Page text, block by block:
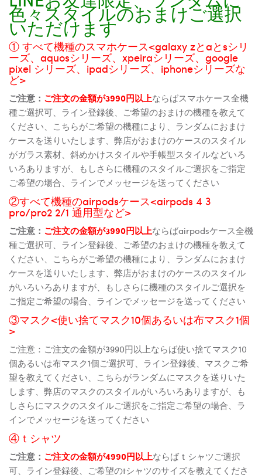
色々スタイルのおまけご選択
いただけます
① すべて機種のスマホケース<galaxy zとaとsシリ
ーズ、aquosシリーズ、xpeiraシリーズ、google
pixel シリーズ、ipadシリーズ、iphoneシリーズな
ど>
ご注意： ご注文の金額が3990円以上ならばスマホケース全機
種ご選択可、ライン登録後、ご希望のおまけの機種を教えて
ください、こちらがご希望の機種により、ランダムにおまけ
ケースを送りいたします、弊店がおまけのケースのスタイル
がガラス素材、斜めかけスタイルや手帳型スタイルなどいろ
いろありますが、もしさらに機種のスタイルご選択をご指定
ご希望の場合、ラインでメッセージを送ってください
②すべて機種のairpodsケース<airpods 4 3
pro/pro2 2/1 通用型など>
ご注意： ご注文の金額が3990円以上ならばairpodsケース全機
種ご選択可、ライン登録後、ご希望のおまけの機種を教えて
ください、こちらがご希望の機種により、ランダムにおまけ
ケースを送りいたします、弊店がおまけのケースのスタイル
がいろいろありますが、もしさらに機種のスタイルご選択を
ご指定ご希望の場合、ラインでメッセージを送ってください
③マスク<使い捨てマスク10個あるいは布マスク1個
>
ご注意：ご注文の金額が3990円以上ならば使い捨てマスク10
個あるいは布マスク1個ご選択可、ライン登録後、マスクご希
望を教えてください、こちらがランダムにマスクを送りいた
します、弊店のマスクのスタイルがいろいろありますが、も
しさらにマスクのスタイルご選択をご指定ご希望の場合、ラ
インでメッセージを送ってください
④ｔシャツ
ご注意： ご注文の金額が4990円以上ならばｔシャツご選択
可、ライン登録後、ご希望のtシャツのサイズを教えてくださ